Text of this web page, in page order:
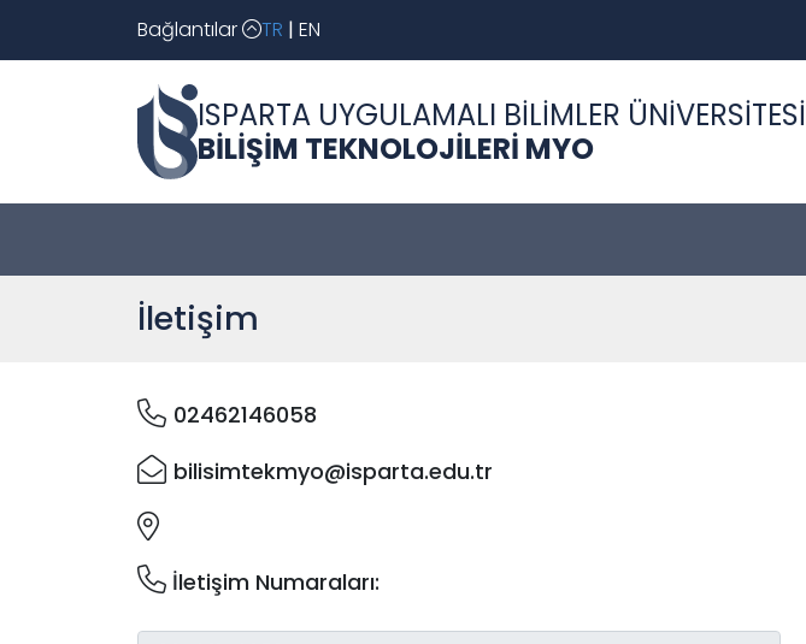
Bağlantılar TR | EN
ISPARTA UYGULAMALI BİLİMLER ÜNİVERSİTESİ
BİLİŞİM TEKNOLOJİLERİ MYO
İletişim
02462146058
bilisimtekmyo@isparta.edu.tr
İletişim Numaraları: